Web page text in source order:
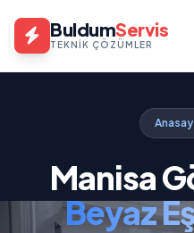
BuldumServis
TEKNIK ÇÖZÜMLER
Manisa
Beyaz